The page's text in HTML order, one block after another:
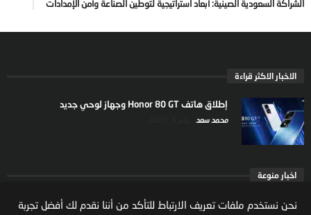
الشراكة السعودية الصينية: أبعاد استراتيجية لتوطين الصناعة وأمن الإمدادات
الاخبار الاكثر قراءة
إطلاق هاتف Honor 80 GT وجهاز لوحي جديد
محمد سعد
اخبار منوعة
ارتفاع ملكية المستثمرين الاجانب في السوق السعودية
نحن نستخدم ملفات تعريف الارتباط للتأكد من أننا نقدم لك أفضل تجربة